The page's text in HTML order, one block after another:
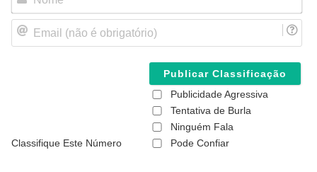
m
a
Classifique Este Número
Publicidade Agressiva
Tentativa de Burla
Ninguém Fala
Pode Confiar